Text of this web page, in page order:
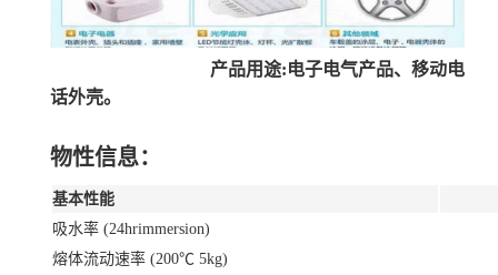
产品用途:电子电气产品、移动电
话外壳。
物性信息：
基本性能
吸水率 (24hrimmersion)
熔体流动速率 (200℃ 5kg)